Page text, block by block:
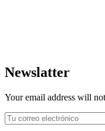
Newslatter
Your email address will